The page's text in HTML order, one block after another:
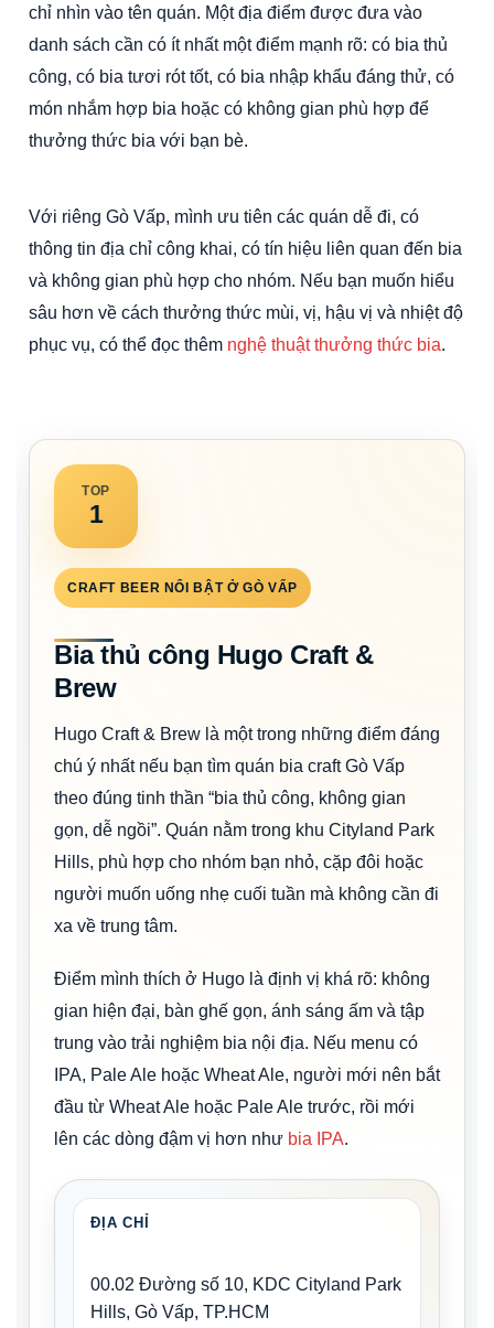
chỉ nhìn vào tên quán. Một địa điểm được đưa vào
danh sách cần có ít nhất một điểm mạnh rõ: có bia thủ
công, có bia tươi rót tốt, có bia nhập khẩu đáng thử, có
món nhắm hợp bia hoặc có không gian phù hợp để
thưởng thức bia với bạn bè.
Với riêng Gò Vấp, mình ưu tiên các quán dễ đi, có
thông tin địa chỉ công khai, có tín hiệu liên quan đến bia
và không gian phù hợp cho nhóm. Nếu bạn muốn hiểu
sâu hơn về cách thưởng thức mùi, vị, hậu vị và nhiệt độ
phục vụ, có thể đọc thêm nghệ thuật thưởng thức bia.
TOP
1
CRAFT BEER NỔI BẬT Ở GÒ VẤP
Bia thủ công Hugo Craft &
Brew
Hugo Craft & Brew là một trong những điểm đáng
chú ý nhất nếu bạn tìm quán bia craft Gò Vấp
theo đúng tinh thần “bia thủ công, không gian
gọn, dễ ngồi”. Quán nằm trong khu Cityland Park
Hills, phù hợp cho nhóm bạn nhỏ, cặp đôi hoặc
người muốn uống nhẹ cuối tuần mà không cần đi
xa về trung tâm.
Điểm mình thích ở Hugo là định vị khá rõ: không
gian hiện đại, bàn ghế gọn, ánh sáng ấm và tập
trung vào trải nghiệm bia nội địa. Nếu menu có
IPA, Pale Ale hoặc Wheat Ale, người mới nên bắt
đầu từ Wheat Ale hoặc Pale Ale trước, rồi mới
lên các dòng đậm vị hơn như bia IPA.
ĐỊA CHỈ
00.02 Đường số 10, KDC Cityland Park
Hills, Gò Vấp, TP.HCM